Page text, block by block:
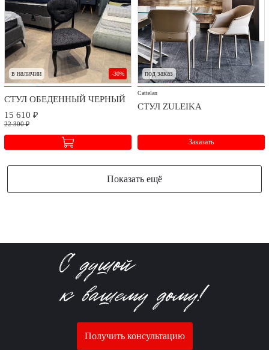
-30%
в наличии
СТУЛ ОБЕДЕННЫЙ ЧЕРНЫЙ
15 610 ₽
22 300 ₽
под заказ
Cattelan
СТУЛ ZULEIKA
Заказать
Показать ещё
Получить консультацию